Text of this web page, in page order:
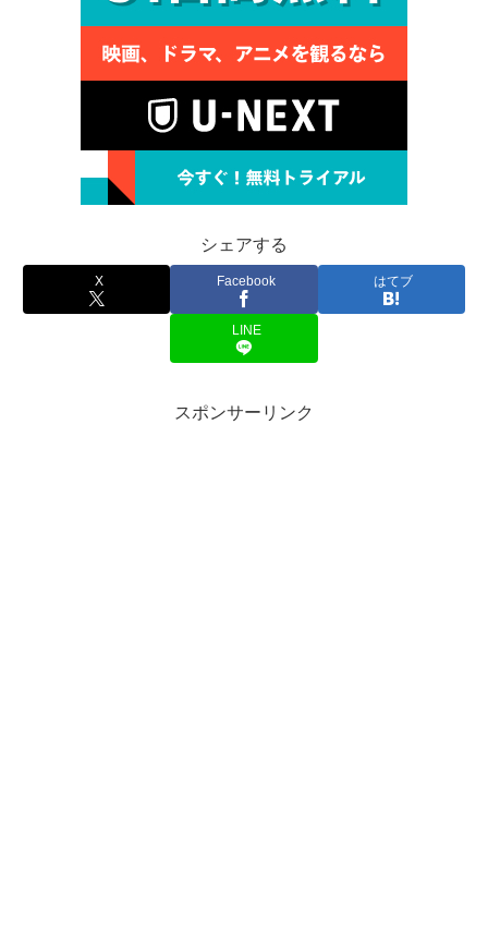
シェアする
X Facebook はてブ
LINE
スポンサーリンク